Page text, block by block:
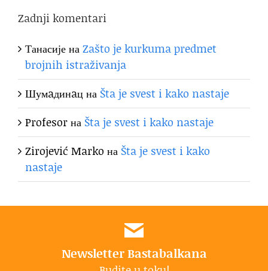
Zadnji komentari
ТанасијенаZašto je kurkuma predmet
brojnih istraživanja
Шумaдинaцна Šta je svest i kako nastaje
Profesorна Šta je svest i kako nastaje
Zirojević Marko на Šta je svest i kako
nastaje
Newsletter Bastabalkana